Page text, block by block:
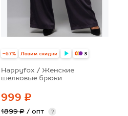
-67% Ловим скидки 3
Happyfox / Женские
шелковые брюки
999 ₽
1899 ₽ / опт ?